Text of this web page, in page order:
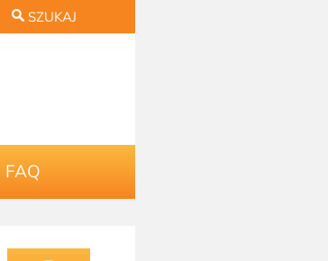
SZUKAJ
FAQ